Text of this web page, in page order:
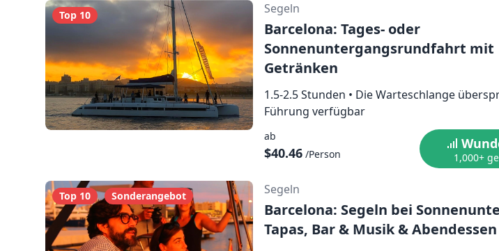
Top 10 Segeln
Barcelona: Tages- oder
Sonnenuntergangsrundfahrt mit
Getränken
1.5-2.5 Stunden • Die Warteschlange
Führung verfügbar
ab
$40.46 /Person 1,000+
Top 10 Sonderangebot Segeln
Barcelona: Segeln bei
Tapas, Bar & Musik & Abendessen